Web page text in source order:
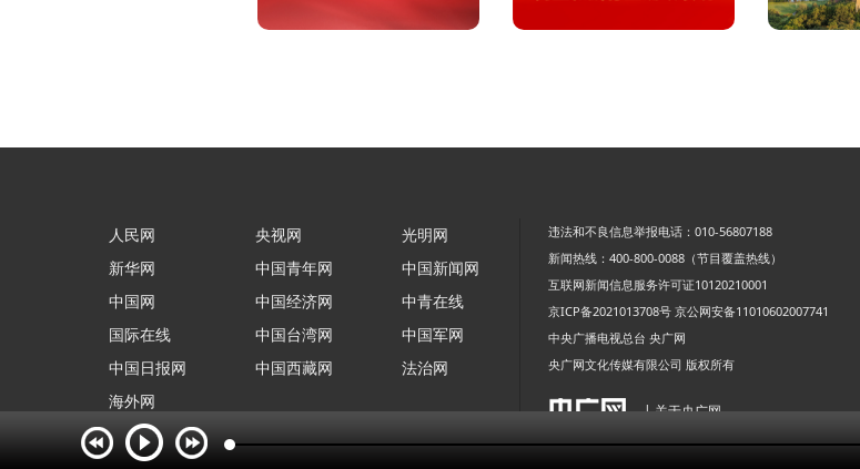
人民网
新华网
中国网
国际在线
中国日报网
海外网
央视网
中国青年网
中国经济网
中国台湾网
中国西藏网
光明网
中国新闻网
中青在线
中国军网
法治网
违法和不良信息举报电话：010-56807188
新闻热线：400-800-0088（节目覆盖热线）
互联网新闻信息服务许可证10120210001
京ICP备2021013708号 京公网安备11010602007741
中央广播电视总台 央广网
央广网文化传媒有限公司 版权所有
| 关于央广网